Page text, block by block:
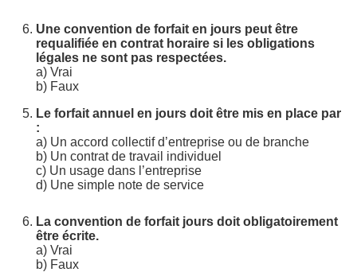
Une convention de forfait en jours peut être
requalifiée en contrat horaire si les obligations
légales ne sont pas respectées.
a) Vrai
b) Faux
Le forfait annuel en jours doit être mis en place par
:
a) Un accord collectif d’entreprise ou de branche
b) Un contrat de travail individuel
c) Un usage dans l’entreprise
d) Une simple note de service
La convention de forfait jours doit obligatoirement
être écrite.
a) Vrai
b) Faux